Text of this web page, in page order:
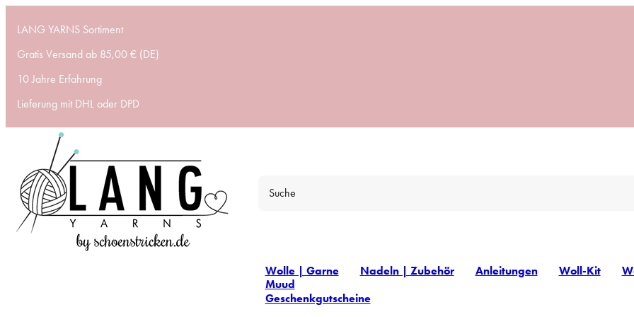
LANG YARNS Sortiment
Gratis Versand ab 85,00 € (DE)
10 Jahre Erfahrung
Lieferung mit DHL oder DPD
Wolle | Garne Nadeln | Zubehör Anleitungen Woll-Kit
Muud
Geschenkgutscheine